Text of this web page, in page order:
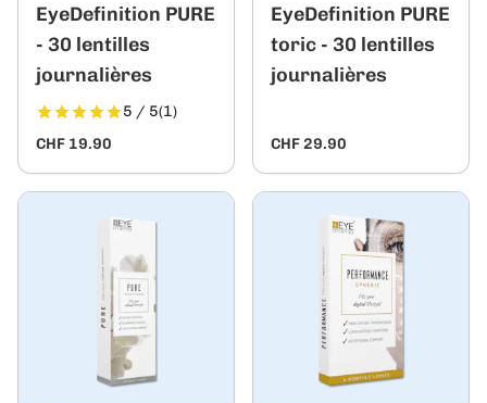
EyeDefinition PURE
- 30 lentilles
journalières
5 / 5(1)
CHF 19.90
EyeDefinition PURE
toric - 30 lentilles
journalières
CHF 29.90